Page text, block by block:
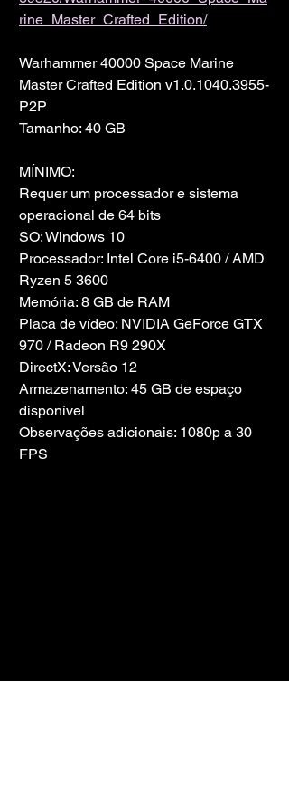
rine_Master_Crafted_Edition/
Warhammer 40000 Space Marine
Master Crafted Edition v1.0.1040.3955-
P2P
Tamanho: 40 GB
MÍNIMO:
Requer um processador e sistema
operacional de 64 bits
SO: Windows 10
Processador: Intel Core i5-6400 / AMD
Ryzen 5 3600
Memória: 8 GB de RAM
Placa de vídeo: NVIDIA GeForce GTX
970 / Radeon R9 290X
DirectX: Versão 12
Armazenamento: 45 GB de espaço
disponível
Observações adicionais: 1080p a 30
FPS